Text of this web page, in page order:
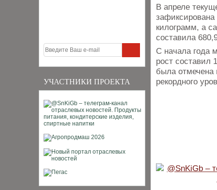
УЧАСТНИКИ ПРОЕКТА
В апреле
килограмм, а
составила
С начала года
рост составил
была отмечена
рекордного